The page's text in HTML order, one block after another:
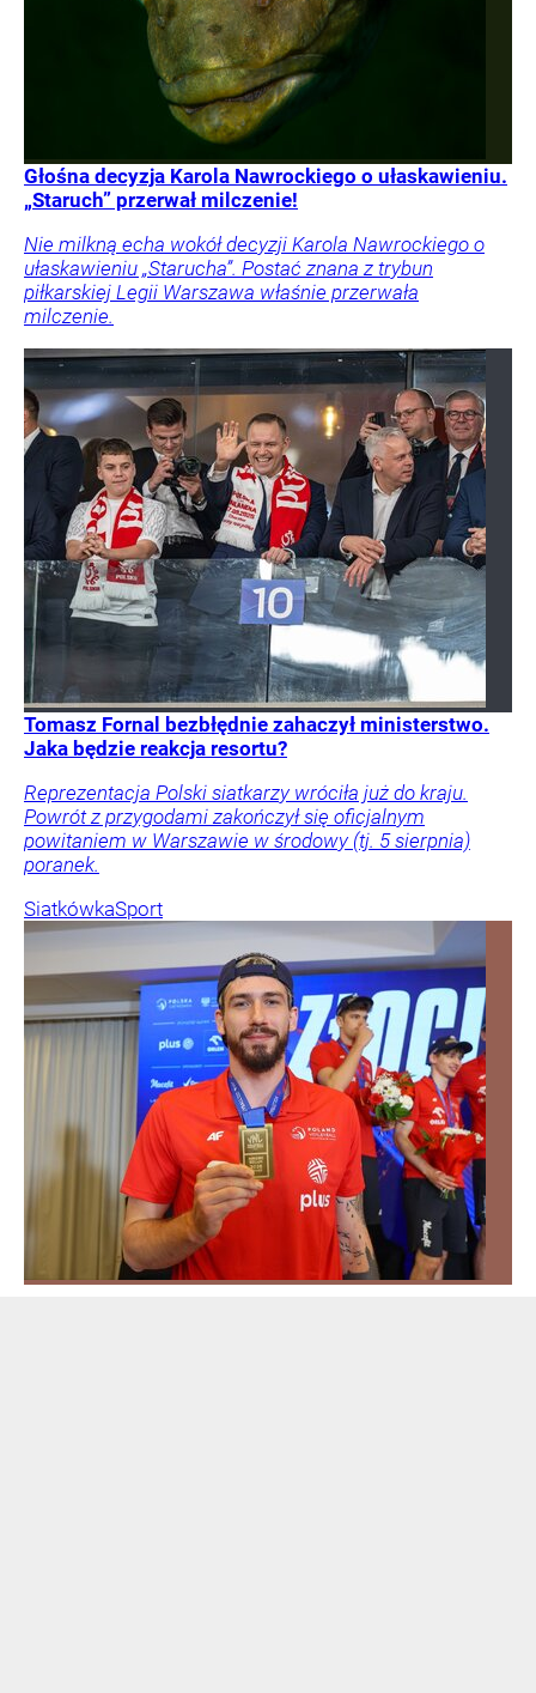
Głośna decyzja Karola Nawrockiego o ułaskawieniu.
„Staruch” przerwał milczenie!
Nie milkną echa wokół decyzji Karola Nawrockiego o
ułaskawieniu „Starucha”. Postać znana z trybun
piłkarskiej Legii Warszawa właśnie przerwała
milczenie.
Tomasz Fornal bezbłędnie zahaczył ministerstwo.
Jaka będzie reakcja resortu?
Reprezentacja Polski siatkarzy wróciła już do kraju.
Powrót z przygodami zakończył się oficjalnym
powitaniem w Warszawie w środowy (tj. 5 sierpnia)
poranek.
SiatkówkaSport